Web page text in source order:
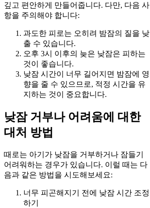
깊고 편안하게 만들어줍니다. 다만, 다음 사
항을 주의해야 합니다:
과도한 피로는 오히려 밤잠의 질을 낮
출 수 있습니다.
오후 3시 이후의 늦은 낮잠은 피하는
것이 좋습니다.
낮잠 시간이 너무 길어지면 밤잠에 영
향을 줄 수 있으므로, 적정 시간을 유
지하는 것이 중요합니다.
낮잠 거부나 어려움에 대한
대처 방법
때로는 아기가 낮잠을 거부하거나 잠들기
어려워하는 경우가 있습니다. 이럴 때는 다
음과 같은 방법을 시도해보세요:
너무 피곤해지기 전에 낮잠 시간 조정
하기